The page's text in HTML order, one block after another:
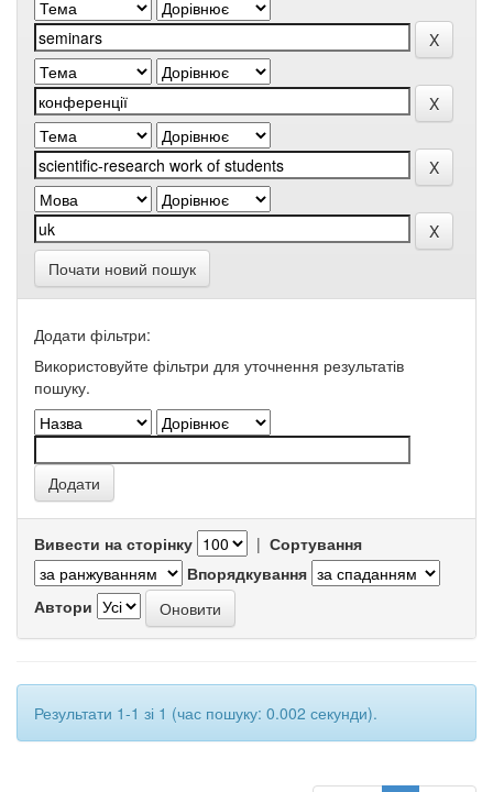
Почати новий пошук
Додати фільтри:
Використовуйте фільтри для уточнення результатів
пошуку.
Вивести на сторінку | Сортування
Впорядкування
Автори
Результати 1-1 зі 1 (час пошуку: 0.002 секунди).